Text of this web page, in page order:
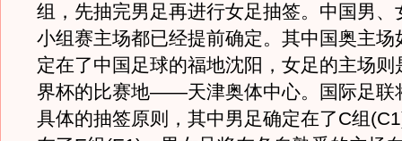
组，先抽完男足再进行女足抽签。中国男、
小组赛主场都已经提前确定。其中国奥主场
定在了中国足球的福地沈阳，女足的主场则
界杯的比赛地——天津奥体中心。国际足联
具体的抽签原则，其中男足确定在了C组